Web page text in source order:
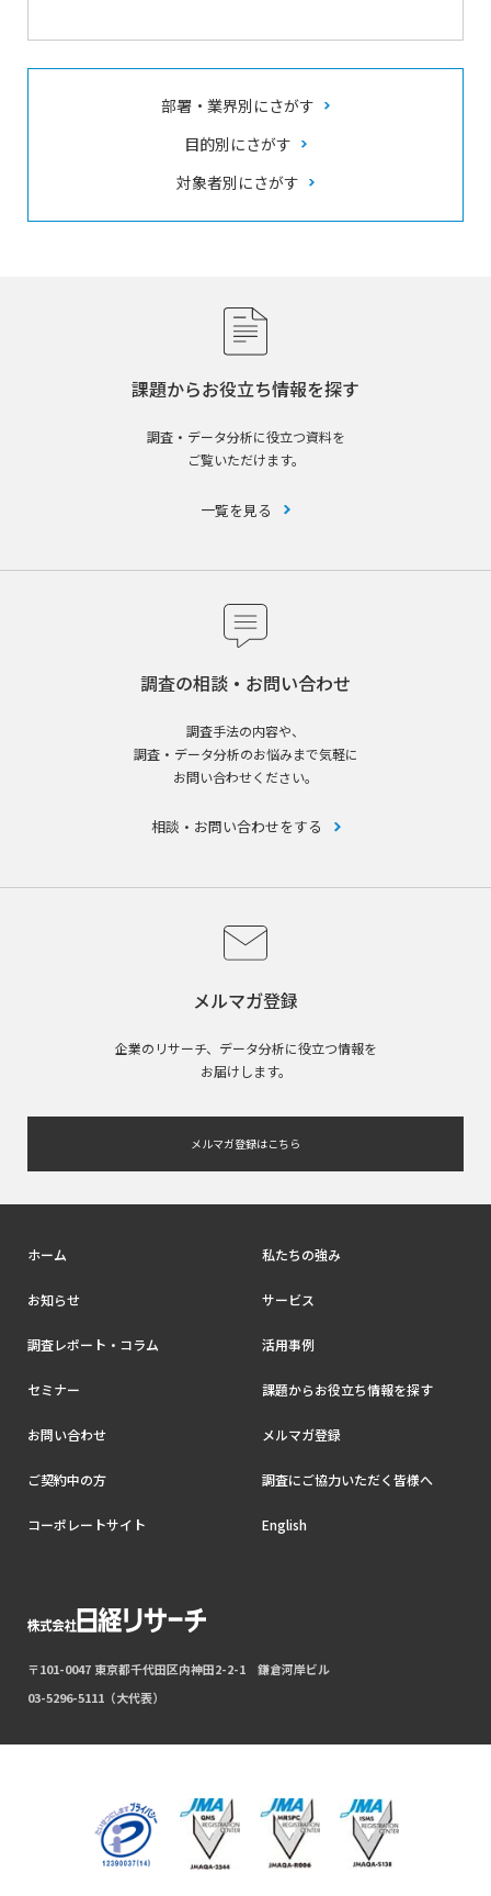
部署・業界別にさがす
目的別にさがす
対象者別にさがす
課題からお役立ち情報を探す
調査・データ分析に役立つ資料を
ご覧いただけます。
一覧を見る
調査の相談・お問い合わせ
調査手法の内容や、
調査・データ分析のお悩みまで気軽に
お問い合わせください。
相談・お問い合わせをする
メルマガ登録
企業のリサーチ、データ分析に役立つ情報を
お届けします。
メルマガ登録はこちら
ホーム 私たちの強み
お知らせ サービス
調査レポート・コラム 活用事例
セミナー 課題からお役立ち情報を探す
お問い合わせ メルマガ登録
ご契約中の方 調査にご協力いただく皆様へ
コーポレートサイト English
〒101-0047 東京都千代田区内神田2-2-1 鎌倉河岸ビル
03-5296-5111（大代表）